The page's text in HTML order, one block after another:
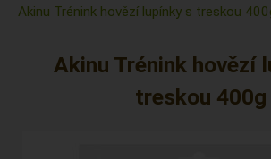
Akinu Trénink hovězí lupínky s treskou
Akinu Trénink hovězí
treskou 400g